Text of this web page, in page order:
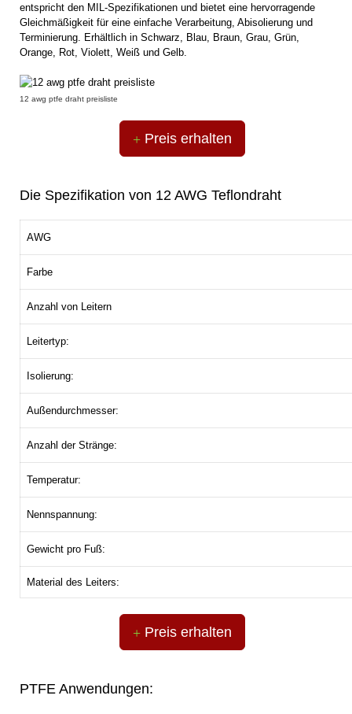
entspricht den MIL-Spezifikationen und bietet eine hervorragende
Gleichmäßigkeit für eine einfache Verarbeitung, Abisolierung und
Terminierung. Erhältlich in Schwarz, Blau, Braun, Grau, Grün,
Orange, Rot, Violett, Weiß und Gelb.
12 awg ptfe draht preisliste
Preis erhalten
Die Spezifikation von 12 AWG Teflondraht
AWG
Farbe
Anzahl von Leitern
Leitertyp:
Isolierung:
Außendurchmesser:
Anzahl der Stränge:
Temperatur:
Nennspannung:
Gewicht pro Fuß:
Material des Leiters:
Preis erhalten
PTFE Anwendungen: